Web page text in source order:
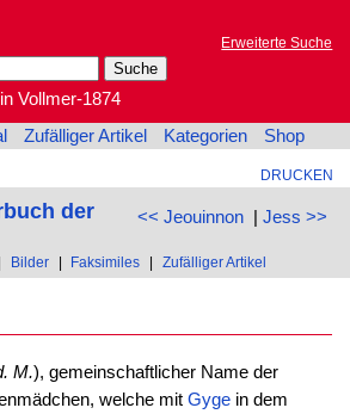
Erweiterte Suche
Vollmer-1874
Zufälliger Artikel Kategorien Shop
DRUCKEN
<< Jeouinnon| Jess >>
der
Bilder Faksimiles Zufälliger Artikel
M.), gemeinschaftlicher Name der
welche mit Gygein dem